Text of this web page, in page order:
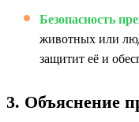
Безопасность
животных или
защитит её и
3. Объяснение